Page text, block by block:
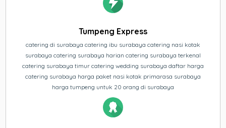
Tumpeng Express
catering di surabaya catering ibu surabaya catering nasi kotak
surabaya catering surabaya harian catering surabaya terkenal
catering surabaya timur catering wedding surabaya daftar harga
catering surabaya harga paket nasi kotak primarasa surabaya
harga tumpeng untuk 20 orang di surabaya